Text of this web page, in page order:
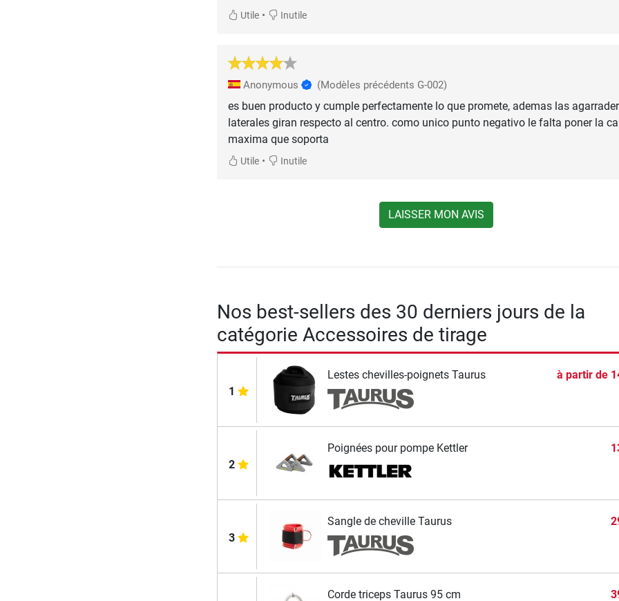
Utile• Inutile
Anonymous (Modèles précédents G-002)
es buen producto y cumple perfectamente lo que promete, ademas las
laterales giran respecto al centro. como unico punto negativo le falta poner la
maxima que soporta
Utile• Inutile
LAISSER MON AVIS
Nos best-sellers des 30 derniers jours de la
catégorie Accessoires de tirage
1
Lestes chevilles-poignets Taurus à partir de
2
Poignées pour pompe Kettler
3
Sangle de cheville Taurus
Corde triceps Taurus 95 cm